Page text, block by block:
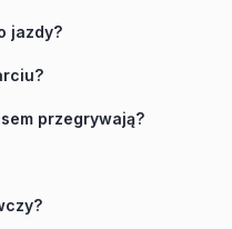
jazdy?
przegrywają?